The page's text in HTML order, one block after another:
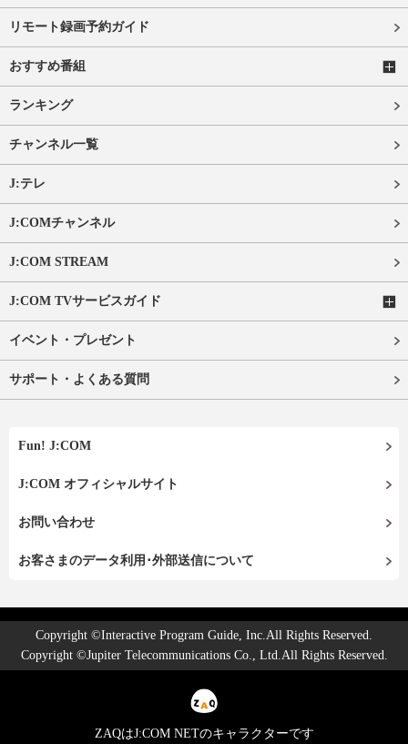
リモート録画予約ガイド
おすすめ番組
ランキング
チャンネル一覧
J:テレ
J:COMチャンネル
J:COM STREAM
J:COM TVサービスガイド
イベント・プレゼント
サポート・よくある質問
Fun! J:COM
J:COM オフィシャルサイト
お問い合わせ
お客さまのデータ利用･外部送信について
Copyright ©Interactive Program Guide, Inc.All Rights Reserved.
Copyright ©Jupiter Telecommunications Co., Ltd.All Rights Reserved.
ZAQはJ:COM NETのキャラクターです